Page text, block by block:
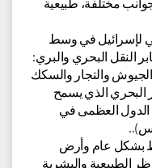
صغيرة في منطقة
في الشرق الأوسط مع
في وسط الجسر بين
مختلفة، طبيعية